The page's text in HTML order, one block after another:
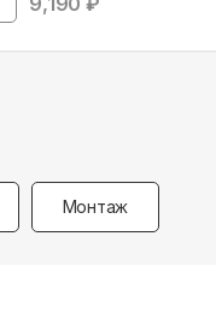
Монтаж